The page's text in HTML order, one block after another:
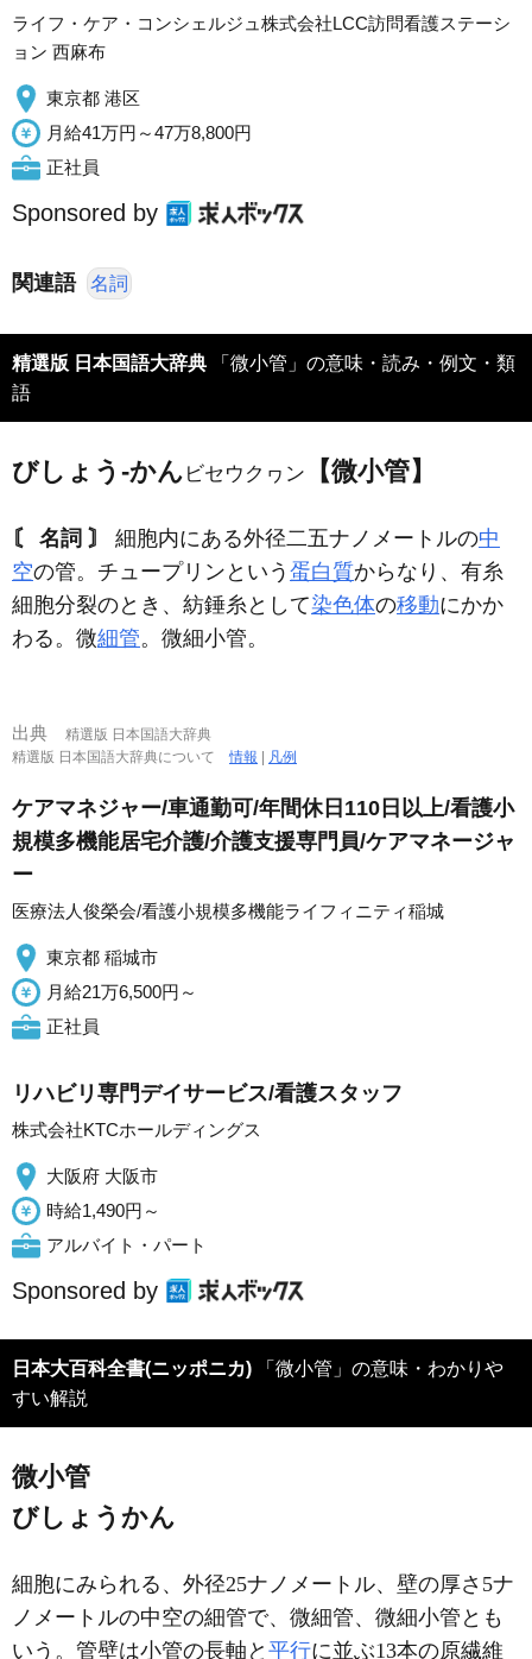
ライフ・ケア・コンシェルジュ株式会社LCC訪問看護ステーシ
ョン 西麻布
東京都 港区
月給41万円～47万8,800円
正社員
Sponsored by
関連語 名詞
精選版 日本国語大辞典 「微小管」の意味・読み・例文・類
語
びしょう‐かん ビセウクヮン 【微小管】
〘 名詞 〙 細胞内にある外径二五ナノメートルの中
空の管。チュープリンという 蛋白質からなり、有糸
細胞分裂のとき、紡錘糸として染色体の移動にかか
わる。微細管。微細小管。
出典
精選版 日本国語大辞典
精選版 日本国語大辞典について情報 | 凡例
ケアマネジャー/車通勤可/年間休日110日以上/看護小
規模多機能居宅介護/介護支援専門員/ケアマネージャ
ー
医療法人俊榮会/看護小規模多機能ライフィニティ稲城
東京都 稲城市
月給21万6,500円～
正社員
リハビリ専門デイサービス/看護スタッフ
株式会社KTCホールディングス
大阪府 大阪市
時給1,490円～
アルバイト・パート
Sponsored by
日本大百科全書(ニッポニカ) 「微小管」の意味・わかりや
すい解説
微小管
びしょうかん
細胞にみられる、外径25ナノメートル、壁の厚さ5ナ
ノメートルの中空の細管で、微細管、微細小管とも
いう。管壁は小管の長軸と 平行に並ぶ13本の原繊維